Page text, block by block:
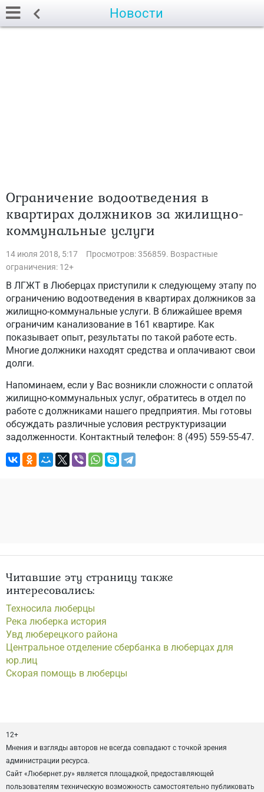
Новости
Ограничение водоотведения в
квартирах должников за жилищно-
коммунальные услуги
14 июля 2018, 5:17
Просмотров: 356859. Возрастные
ограничения: 12+
В ЛГЖТ в Люберцах приступили к следующему этапу по
ограничению водоотведения в квартирах должников за
жилищно-коммунальные услуги. В ближайшее время
ограничим канализование в 161 квартире. Как
показывает опыт, результаты по такой работе есть.
Многие должники находят средства и оплачивают свои
долги.
Напоминаем, если у Вас возникли сложности с оплатой
жилищно-коммунальных услуг, обратитесь в отдел по
работе с должниками нашего предприятия. Мы готовы
обсуждать различные условия реструктуризации
задолженности. Контактный телефон: 8 (495) 559-55-47.
Читавшие эту страницу также
интересовались:
Техносила люберцы
Река люберка история
Увд люберецкого района
Центральное отделение сбербанка в люберцах для
юр.лиц
Скорая помощь в люберцы
12+
Мнения и взгляды авторов не всегда совпадают с точкой зрения
администрации ресурса.
Сайт «Любернет.ру» является площадкой, предоставляющей
пользователям техническую возможность самостоятельно публиковать